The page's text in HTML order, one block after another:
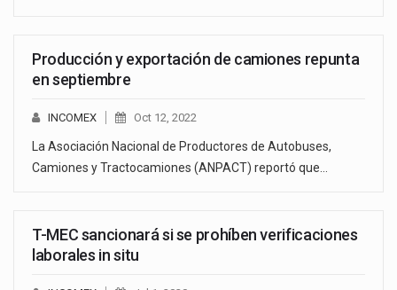
Producción y exportación de camiones repunta
en septiembre
INCOMEX Oct 12, 2022
La Asociación Nacional de Productores de Autobuses,
Camiones y Tractocamiones (ANPACT) reportó que…
T-MEC sancionará si se prohíben verificaciones
laborales in situ